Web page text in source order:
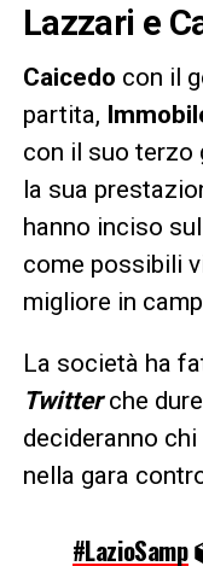
Lazzari e
Caicedo con il
partita,
con il suo terzo
la sua
hanno inciso
come possibili
migliore in
La società ha
Twitterche
decideranno
nella gara
#LazioSamp